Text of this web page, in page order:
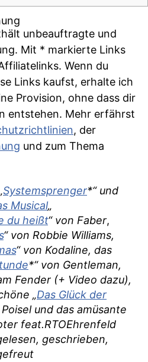
unbeauftragte und
Mit * markierte Links
Wenn du
Links kaufst, erhalte ich
Provision, ohne dass dir
entstehen. Mehr erfährst
, der
und zum Thema
Systemsprenger*“ und
Musical„
du heißt“ von Faber,
“ von Robbie Williams,
“ von Kodaline, das
*“ von Gentleman,
Fender (+ Video dazu),
„Das Glück der
und das amüsante
feat.RTOEhrenfeld
geschrieben,